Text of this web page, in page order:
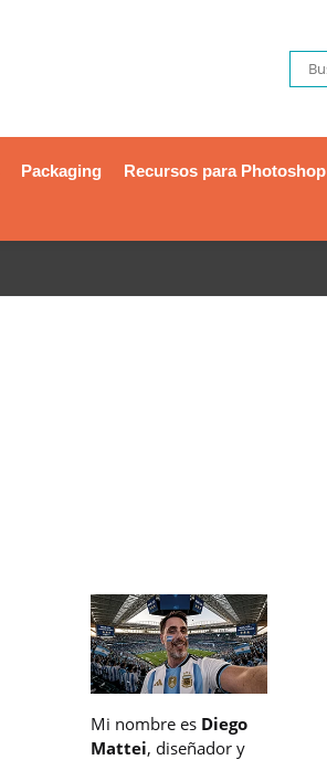
Packaging Recursos para Photoshop
Mi nombre es Diego
Mattei, diseñador y